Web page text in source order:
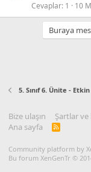
Cevaplar 1 10
Buraya
5. Sınıf 6. Ünite -
Bize ulaşın Şartlar
Ana sayfa
R
Community platform by
Bu forum XenGenTr ©